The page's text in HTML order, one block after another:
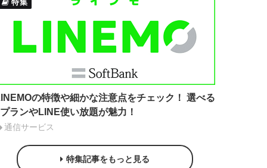
特集
の特徴や細かな注意点をチェック！ 選べる
ランやLINE使い放題が魅力！
通信サービス
特集記事をもっと見る